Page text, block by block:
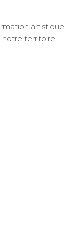
artistique
notre territoire.